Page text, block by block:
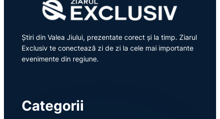
Știri din Valea Jiului, prezentate corect și la timp. Ziarul
Exclusiv te conectează zi de zi la cele mai importante
evenimente din regiune.
Categorii